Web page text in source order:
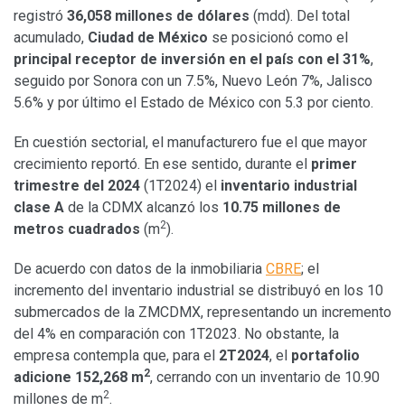
registró 36,058 millones de dólares (mdd). Del total
acumulado, Ciudad de México se posicionó como el
principal receptor de inversión en el país con el 31%,
seguido por Sonora con un 7.5%, Nuevo León 7%, Jalisco
5.6% y por último el Estado de México con 5.3 por ciento.
En cuestión sectorial, el manufacturero fue el que mayor
crecimiento reportó. En ese sentido, durante el primer
trimestre del 2024 (1T2024) el inventario industrial
clase A de la CDMX alcanzó los 10.75 millones de
metros cuadrados (m2).
De acuerdo con datos de la inmobiliaria CBRE; el
incremento del inventario industrial se distribuyó en los 10
submercados de la ZMCDMX, representando un incremento
del 4% en comparación con 1T2023. No obstante, la
empresa contempla que, para el 2T2024, el portafolio
adicione 152,268 m2, cerrando con un inventario de 10.90
millones de m2.